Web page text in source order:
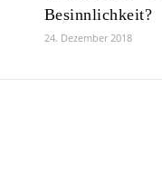
Besinnlichkeit?
24. Dezember 2018